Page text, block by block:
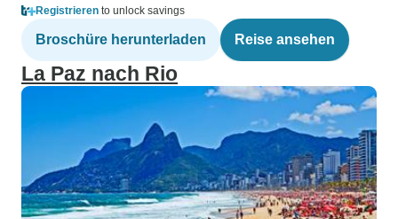
Registrieren to unlock savings
Broschüre herunterladen Reise ansehen
La Paz nach Rio